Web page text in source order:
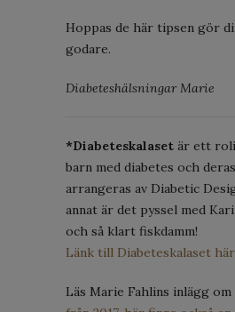
Hoppas de här tipsen gör
godare.
Diabeteshälsningar Marie
*Diabeteskalaset är ett
barn med diabetes och
arrangeras av Diabetic
annat är det pyssel med
och så klart fiskdamm!
Länk till Diabeteskalaset
Läs Marie Fahlins inlägg om